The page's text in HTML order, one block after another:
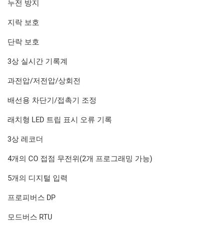
누전 방지
지락 보호
단락 보호
3상 실시간 기록계
과전압/저전압/상회전
배선용 차단기/접촉기 조정
래치형 LED 트립 표시 오류 기록
3상 레코더
4개의 CO 접점 무전위(2개 프로그래밍 가능)
5개의 디지털 입력
프로피버스 DP
모드버스 RTU